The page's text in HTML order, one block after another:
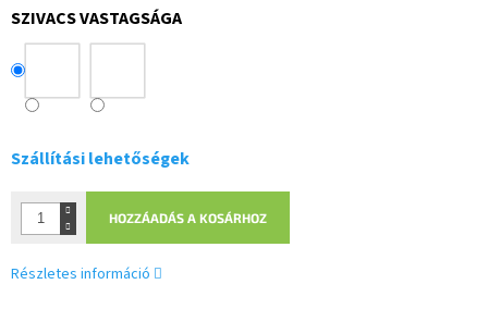
SZIVACS VASTAGSÁGA
Szállítási lehetőségek
HOZZÁADÁS A KOSÁRHOZ
Részletes információ